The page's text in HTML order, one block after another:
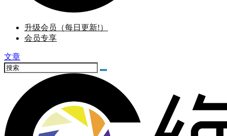
升级会员（每日更新!）
会员专享
文章